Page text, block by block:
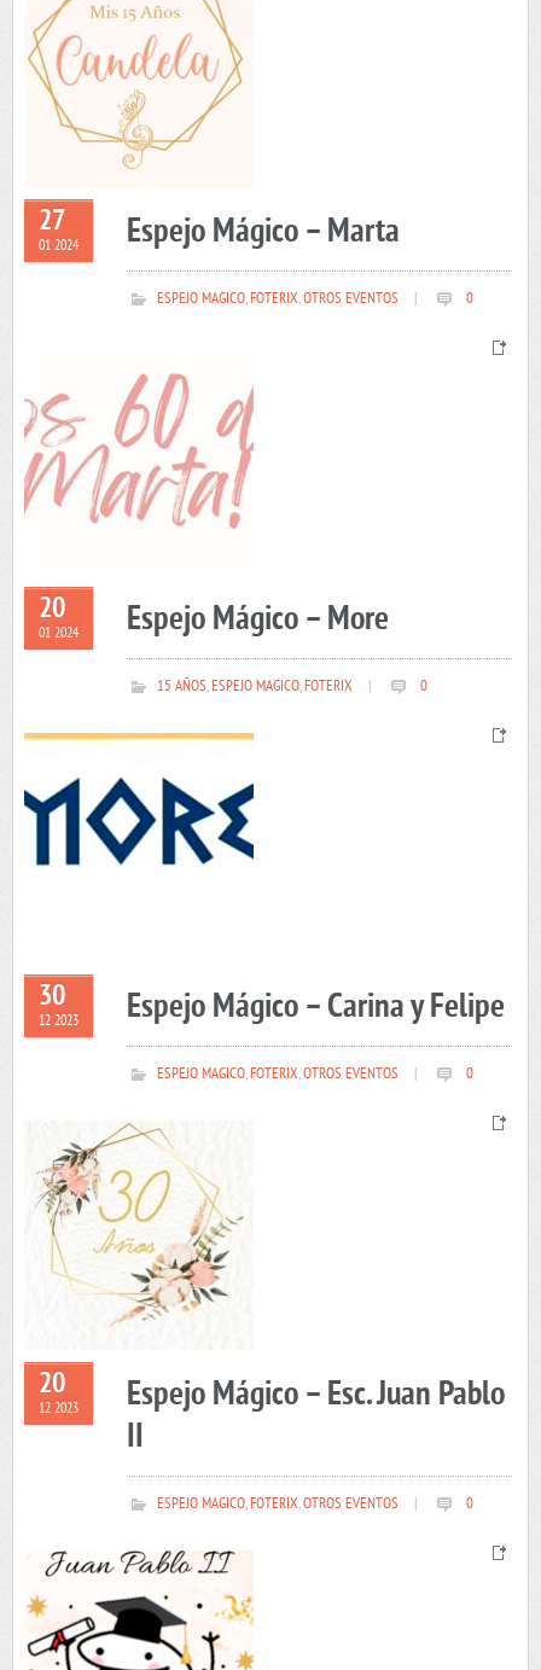
27
01 2024 Espejo Mágico – Marta
ESPEJO MAGICO,FOTERIX,OTROS EVENTOS 0
20
01 2024 Espejo Mágico – More
15 AÑOS,ESPEJO MAGICO,FOTERIX 0
30
12 2023 Espejo Mágico – Carina y Felipe
ESPEJO MAGICO,FOTERIX,OTROS EVENTOS 0
20
12 2023
Espejo Mágico – Esc. Juan Pablo
II
ESPEJO MAGICO,FOTERIX,OTROS EVENTOS 0